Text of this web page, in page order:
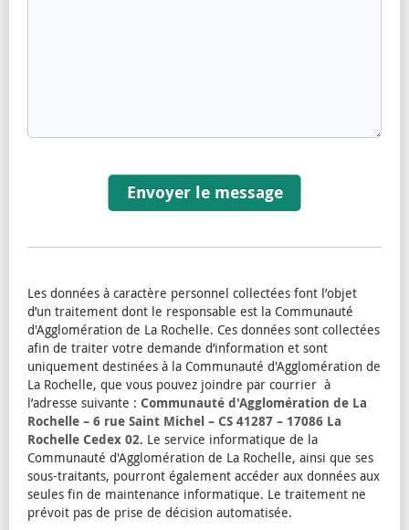
Envoyer le message
Les données à caractère personnel collectées font l’objet
d’un traitement dont le responsable est la Communauté
d'Agglomération de La Rochelle. Ces données sont collectées
afin de traiter votre demande d’information et sont
uniquement destinées à la Communauté d'Agglomération de
La Rochelle, que vous pouvez joindre par courrier à
l’adresse suivante : Communauté d'Agglomération de La
Rochelle – 6 rue Saint Michel – CS 41287 – 17086 La
Rochelle Cedex 02. Le service informatique de la
Communauté d'Agglomération de La Rochelle, ainsi que ses
sous-traitants, pourront également accéder aux données aux
seules fin de maintenance informatique. Le traitement ne
prévoit pas de prise de décision automatisée.